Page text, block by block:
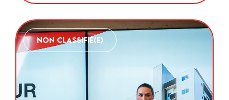
Non classifié(e)